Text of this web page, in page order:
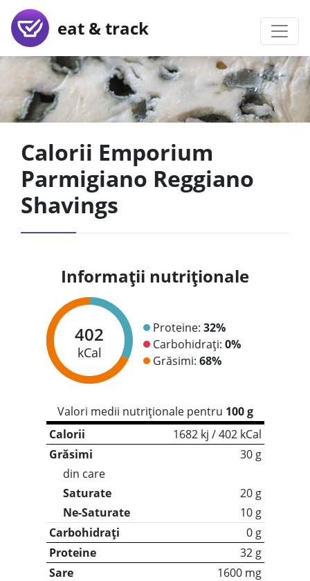
eat & track
Calorii Emporium
Parmigiano Reggiano
Shavings
Informații nutriționale
402
kCal
Proteine: 32%
Carbohidrați: 0%
Grăsimi: 68%
Valori medii nutriționale pentru 100 g
Calorii
1682 kj / 402 kCal
Grăsimi
30 g
din care
Saturate
20 g
Ne-Saturate
10 g
Carbohidrați
0 g
Proteine
32 g
Sare
1600 mg